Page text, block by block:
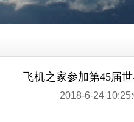
飞机之家参加第45届
2018-6-24